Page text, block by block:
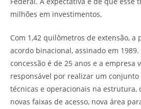
milhões em investimentos.
Com 1,42 quilômetros de extensão,
acordo binacional, assinado em
concessão é de 25 anos e a empresa
responsável por realizar um conjunto
técnicas e operacionais na estrutura,
novas faixas de acesso, nova área